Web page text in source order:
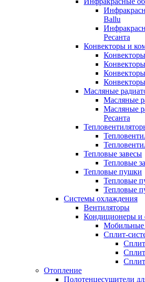
Ballu
Ресанта
Конвекторы и
Масляные
Масляные
Масляные
Ресанта
Тепловые завесы
Тепловые
Тепловые пушки
Тепловые
Тепловые
Системы охлаждения
Вентиляторы
Кондиционеры и
Мобильные
Сплит-
Отопление
Полотенцесушители